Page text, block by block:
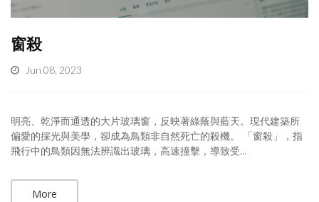
窗殺
Jun 08, 2023
明亮、乾淨而通透的大片玻璃窗，反映著綠蔭與藍天。現代建築所
偏愛的採光與美學，卻成為鳥類非自然死亡的殺機。 「窗殺」，指
飛行中的鳥類因無法辨識出玻璃，高速撞擊，導致受...
More